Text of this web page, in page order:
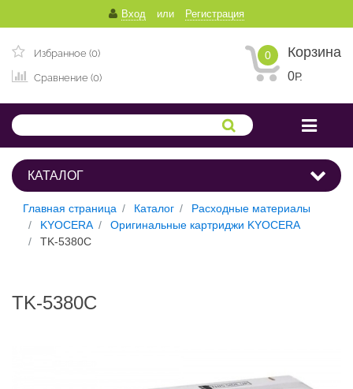
Вход или Регистрация
Избранное (0)
Сравнение (0)
0 Корзина
0Р.
КАТАЛОГ
Главная страница Каталог
Расходные материалы
KYOCERA
Оригинальные картриджи KYOCERA
TK-5380C
TK-5380C